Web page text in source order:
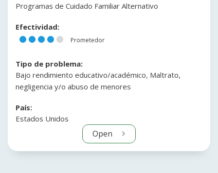
Programas de Cuidado Familiar Alternativo
Efectividad:
Prometedor
Tipo de problema:
Bajo rendimiento educativo/académico, Maltrato,
negligencia y/o abuso de menores
País:
Estados Unidos
Open